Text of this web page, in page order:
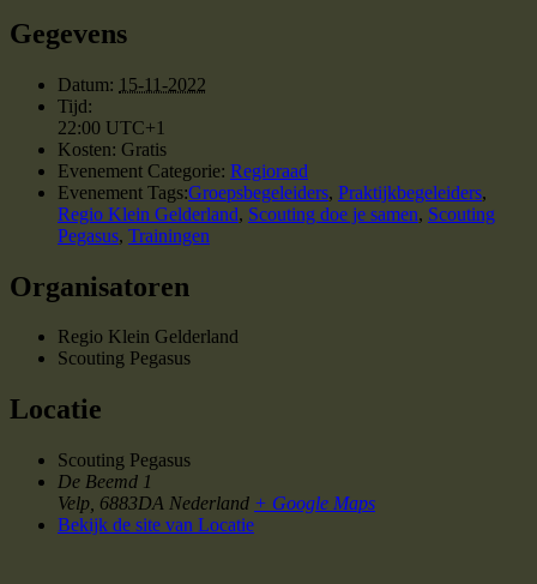
Gegevens
Datum: 15-11-2022
Tijd:
22:00 UTC+1
Kosten: Gratis
Evenement Categorie: Regioraad
Evenement Tags:Groepsbegeleiders, Praktijkbegeleiders,
Regio Klein Gelderland, Scouting doe je samen, Scouting
Pegasus, Trainingen
Organisatoren
Regio Klein Gelderland
Scouting Pegasus
Locatie
Scouting Pegasus
De Beemd 1
Velp 6883DA Nederland + Google Maps
Bekijk de site van Locatie